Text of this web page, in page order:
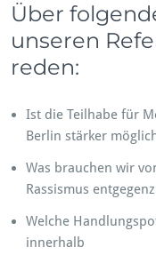
Über
unseren
reden:
Ist die Teilhabe für
Berlin stärker
Was brauchen wir
Rassismus
Welche
innerhalb